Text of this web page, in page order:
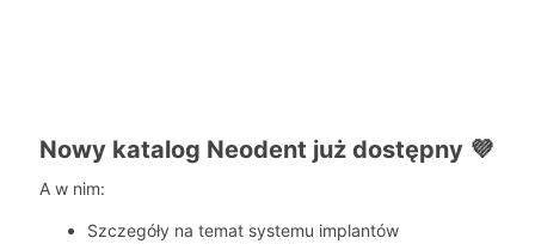
Nowy katalog Neodent już dostępny 💜
A w nim:
Szczegóły na temat systemu implantów